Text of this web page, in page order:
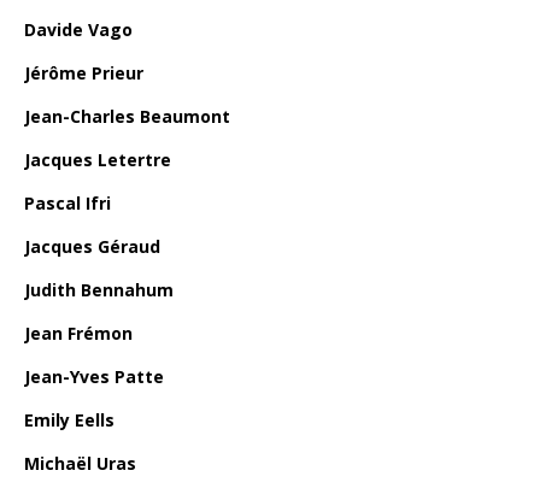
Davide Vago
Jérôme Prieur
Jean-Charles Beaumont
Jacques Letertre
Pascal Ifri
Jacques Géraud
Judith Bennahum
Jean Frémon
Jean-Yves Patte
Emily Eells
Michaël Uras